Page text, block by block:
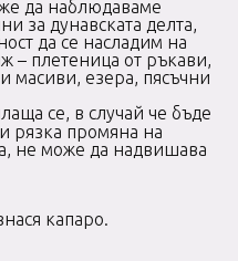
да наблюдаваме
за дунавската делта,
да се насладим на
– плетеница от ръкави,
масиви, езера, пясъчни
се, в случай че бъде
рязка промяна на
не може да надвишава
капаро.